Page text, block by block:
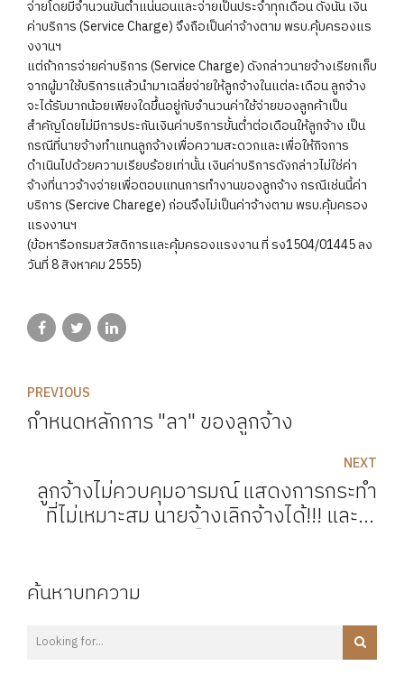
จ่ายโดยมีจำนวนขั้นต่ำแน่นอนและจ่ายเป็นประจำทุกเดือน ดังนั้น เงิน
ค่าบริการ (Service Charge) จึงถือเป็นค่าจ้างตาม พรบ.คุ้มครองแร
งงานฯ
แต่ถ้าการจ่ายค่าบริการ (Service Charge) ดังกล่าวนายจ้างเรียกเก็บ
จากผู้มาใช้บริการแล้วนำมาเฉลี่ยจ่ายให้ลูกจ้างในแต่ละเดือน ลูกจ้าง
จะได้รับมากน้อยเพียงใดขึ้นอยู่กับจำนวนค่าใช้จ่ายของลูกค้าเป็น
สำคัญโดยไม่มีการประกันเงินค่าบริการขั้นต่ำต่อเดือนให้ลูกจ้าง เป็น
กรณีที่นายจ้างทำแทนลูกจ้างเพื่อความสะดวกและเพื่อให้กิจการ
ดำเนินไปด้วยความเรียบร้อยเท่านั้น เงินค่าบริการดังกล่าวไม่ใช่ค่า
จ้างที่นาวจ้างจ่ายเพื่อตอบแทนการทำงานของลูกจ้าง กรณีเช่นนี้ค่า
บริการ (Sercive Charege) ก่อนจึงไม่เป็นค่าจ้างตาม พรบ.คุ้มครอง
แรงงานฯ
(ข้อหารือกรมสวัสดิการและคุ้มครองแรงงาน ที่ รง1504/01445 ลง
วันที่ 8 สิงหาคม 2555)
PREVIOUS
กำหนดหลักการ "ลา" ของลูกจ้าง
NEXT
ลูกจ้างไม่ควบคุมอารมณ์ แสดงการกระทำ
ที่ไม่เหมาะสม นายจ้างเลิกจ้างได้!!! และไม่
ถือเป็นการเลิกจ้างไม่ธรรม
ค้นหาบทความ